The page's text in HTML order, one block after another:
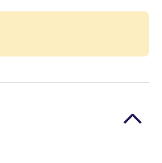
to your travel
car park. We suggest
a relaxed dining
British and
like homemade